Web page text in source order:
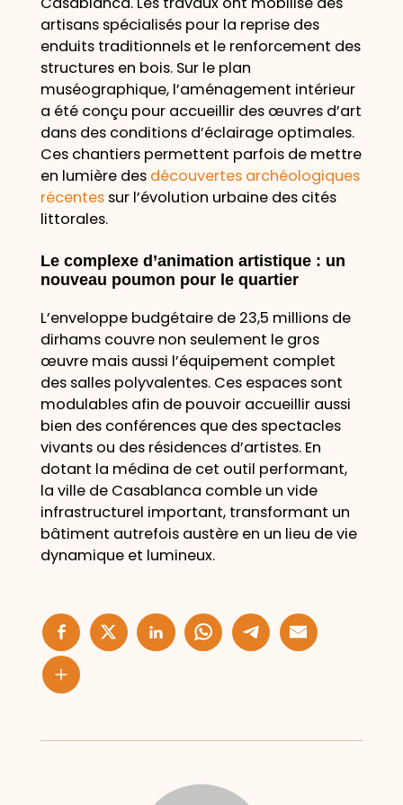
artisans spécialisés pour la reprise des
enduits traditionnels et le renforcement des
structures en bois. Sur le plan
muséographique, l’aménagement intérieur
a été conçu pour accueillir des œuvres d’art
dans des conditions d’éclairage optimales.
Ces chantiers permettent parfois de mettre
en lumière des découvertes archéologiques
récentessur l’évolution urbaine des cités
littorales.
Le complexe d’animation artistique : un
nouveau poumon pour le quartier
L’enveloppe budgétaire de 23,5 millions de
dirhams couvre non seulement le gros
œuvre mais aussi l’équipement complet
des salles polyvalentes. Ces espaces sont
modulables afin de pouvoir accueillir aussi
bien des conférences que des spectacles
vivants ou des résidences d’artistes. En
dotant la médina de cet outil performant,
la ville de Casablanca comble un vide
infrastructurel important, transformant un
bâtiment autrefois austère en un lieu de vie
dynamique et lumineux.